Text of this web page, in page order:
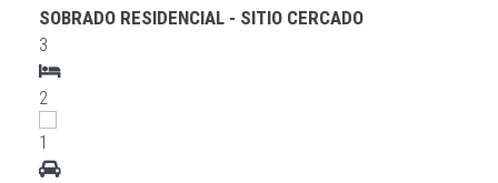
SOBRADO RESIDENCIAL - SITIO CERCADO
3
2
1